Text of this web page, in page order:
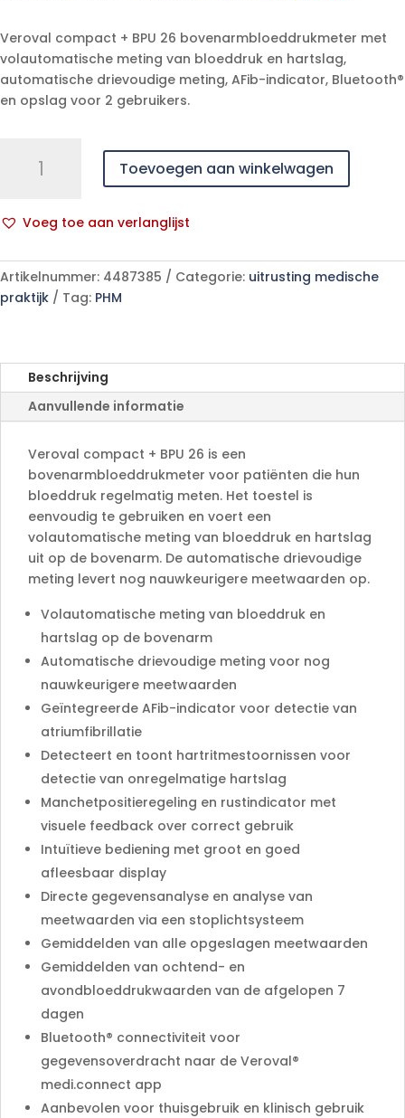
Veroval compact + BPU 26 bovenarmbloeddrukmeter met
volautomatische meting van bloeddruk en hartslag,
automatische drievoudige meting, AFib-indicator, Bluetooth®
en opslag voor 2 gebruikers.
compact
26
p/s
aantal
Toevoegen aan winkelwagen
Voeg toe aan verlanglijst
l
t
e
a
t
Artikelnummer: 4487385 Categorie: uitrusting medische
praktijk
Tag: PHM
Beschrijving
Aanvullende informatie
Veroval compact + BPU 26 is een
bovenarmbloeddrukmeter voor patiënten die hun
bloeddruk regelmatig meten. Het toestel is
eenvoudig te gebruiken en voert een
volautomatische meting van bloeddruk en hartslag
uit op de bovenarm. De automatische drievoudige
meting levert nog nauwkeurigere meetwaarden op.
Volautomatische meting van bloeddruk en
hartslag op de bovenarm
Automatische drievoudige meting voor nog
nauwkeurigere meetwaarden
Geïntegreerde AFib-indicator voor detectie van
atriumfibrillatie
Detecteert en toont hartritmestoornissen voor
detectie van onregelmatige hartslag
Manchetpositieregeling en rustindicator met
visuele feedback over correct gebruik
Intuïtieve bediening met groot en goed
afleesbaar display
Directe gegevensanalyse en analyse van
meetwaarden via een stoplichtsysteem
Gemiddelden van alle opgeslagen meetwaarden
Gemiddelden van ochtend- en
avondbloeddrukwaarden van de afgelopen 7
dagen
Bluetooth® connectiviteit voor
gegevensoverdracht naar de Veroval®
medi.connect app
Aanbevolen voor thuisgebruik en klinisch gebruik